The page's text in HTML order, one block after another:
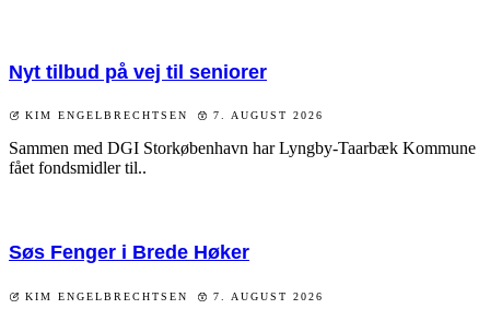
Nyt tilbud på vej til seniorer
KIM ENGELBRECHTSEN 7. AUGUST 2026
Sammen med DGI Storkøbenhavn har Lyngby-Taarbæk Kommune
fået fondsmidler til..
Søs Fenger i Brede Høker
KIM ENGELBRECHTSEN 7. AUGUST 2026